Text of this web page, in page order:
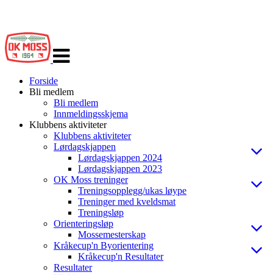
navigasjon
Forside
Bli medlem
Bli medlem
Innmeldingsskjema
Klubbens aktiviteter
Klubbens aktiviteter
Lørdagskjappen
Lørdagskjappen 2024
Lørdagskjappen 2023
OK Moss treninger
Treningsopplegg/ukas løype
Treninger med kveldsmat
Treningsløp
Orienteringsløp
Mossemesterskap
Kråkecup'n Byorientering
Kråkecup'n Resultater
Resultater